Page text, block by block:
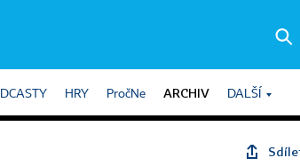
HRY PročNe ARCHIV DALŠÍ